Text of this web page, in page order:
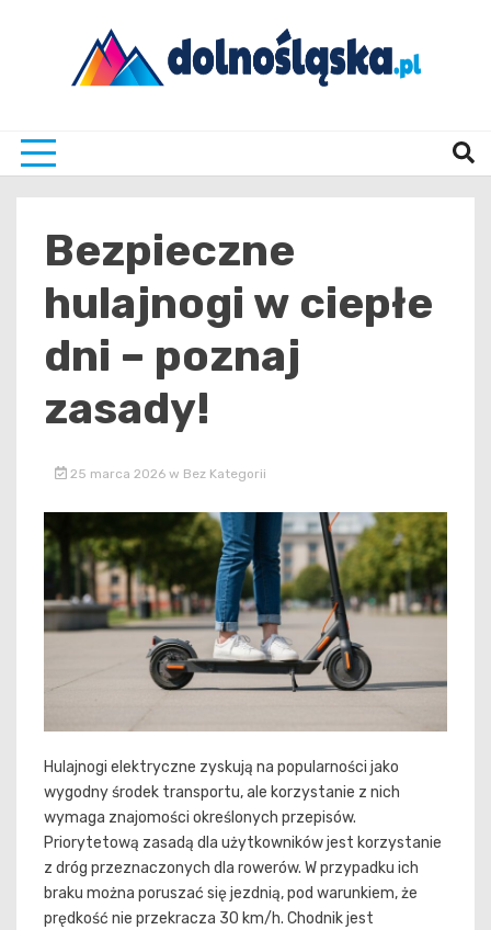
Bezpieczne
hulajnogi w ciepłe
dni – poznaj
zasady!
25 marca 2026 w Bez Kategorii
Hulajnogi elektryczne zyskują na popularności jako
wygodny środek transportu, ale korzystanie z nich
wymaga znajomości określonych przepisów.
Priorytetową zasadą dla użytkowników jest korzystanie
z dróg przeznaczonych dla rowerów. W przypadku ich
braku można poruszać się jezdnią, pod warunkiem, że
prędkość nie przekracza 30 km/h. Chodnik jest